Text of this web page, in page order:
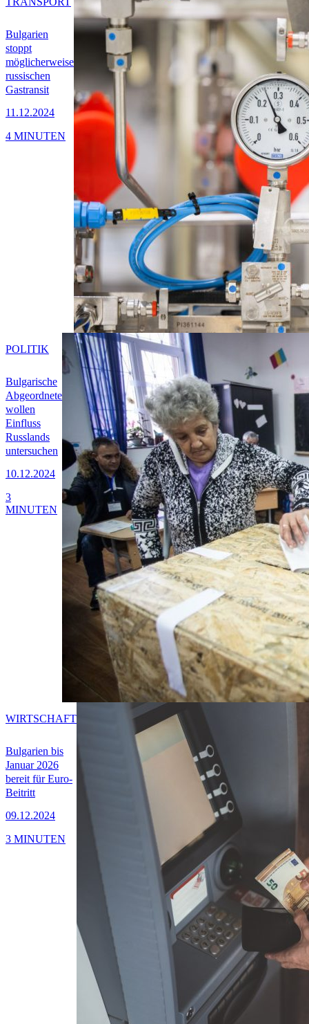
Bulgarien
stoppt
möglicherweise
russischen
Gastransit
11.12.2024
4 MINUTEN
Bulgarische
Abgeordnete
wollen
Einfluss
Russlands
untersuchen
10.12.2024
POLITIK
3
MINUTEN
Bulgarien bis
Januar 2026
bereit für Euro-
Beitritt
09.12.2024
WIRTSCHAFT
3 MINUTEN